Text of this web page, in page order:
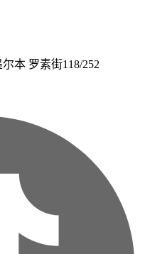
本 罗素街118/252